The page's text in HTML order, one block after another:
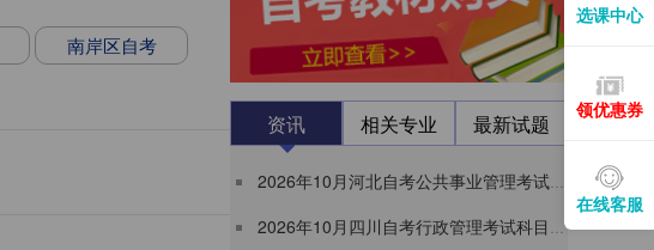
南岸区自考
资讯 相关专业 最新试题
2026年10月河北自考公共事业管理考试时间及考试安排表（120401本科）
2026年10月四川自考行政管理考试科目安排表（W120402）
选课中心
领优惠券
在线客服